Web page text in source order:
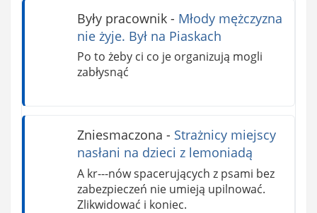
Były pracownik- Młody mężczyzna
nie żyje. Był na Piaskach
Po to żeby ci co je organizują mogli
zabłysnąć
Zniesmaczona - Strażnicy miejscy
nasłani na dzieci z lemoniadą
A kr---nów spacerujących z psami bez
zabezpieczeń nie umieją upilnować.
Zlikwidować i koniec.